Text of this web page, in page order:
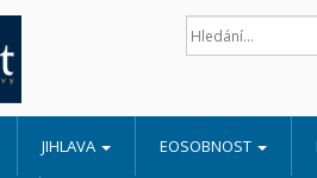
JIHLAVA EOSOBNOST